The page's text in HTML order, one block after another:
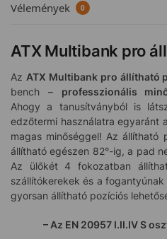
Vélemények 0
ATX Multibank pro
Az ATX Multibank pro állítható
bench – professzionális
Ahogy a tanusítványból is
edzőtermi használatra egyaránt
magas minőséggel! Az állítható
állítható egészen 82°-ig, a pad
Az ülőkét 4 fokozatban
szállítókerekek és a
gyorsan állítható pozíciós
– Az EN 20957 I.II.IV S